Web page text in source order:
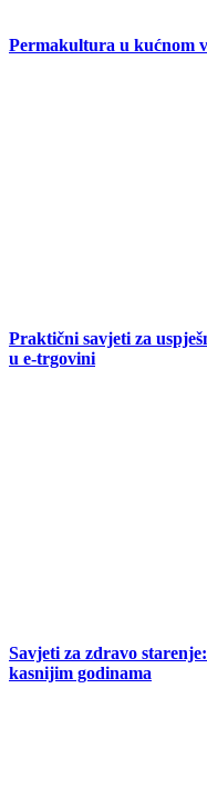
Permakultura u kućnom
Praktični savjeti za
u e-trgovini
Savjeti za zdravo
kasnijim godinama